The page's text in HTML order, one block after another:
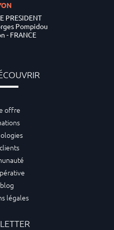
PRESIDENT
Pompidou
- FRANCE
offre
légales